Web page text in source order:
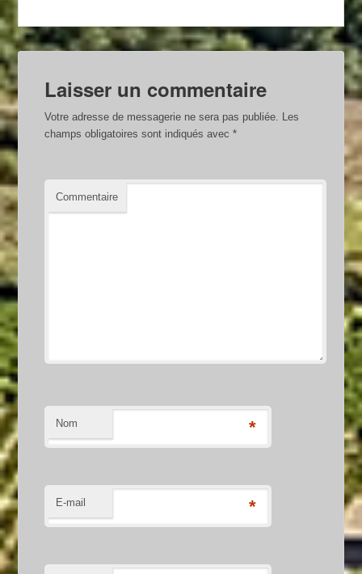
Laisser un commentaire
Votre adresse de messagerie ne sera pas publiée. Les
champs obligatoires sont indiqués avec*
Commentaire
Nom *
E-mail *